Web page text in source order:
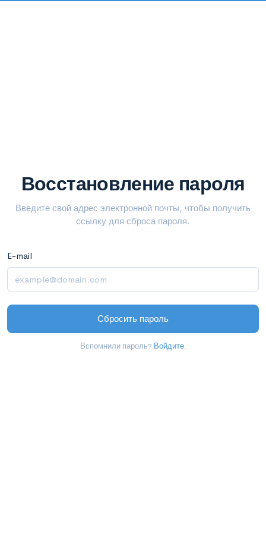
Восстановление пароля
Введите свой адрес электронной почты, чтобы получить
ссылку для сброса пароля.
E-mail
Сбросить пароль
Вспомнили пароль? Войдите.